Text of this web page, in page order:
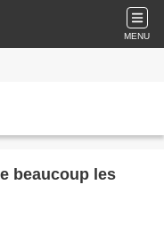
MENU
beaucoup les